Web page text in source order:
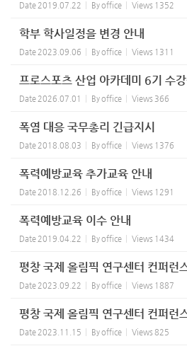
Date 2019.07.22 Byoffice Views 1352
학부 학사일정을 변경 안내
Date 2023.09.06 Byoffice Views 1311
프로스포츠 산업 아카데미 6기 수
Date 2026.07.01 Byoffice Views 366
폭염 대응 국무총리 긴급지시
Date 2018.08.03 Byoffice Views 1376
폭력예방교육 추가교육 안내
Date 2018.12.26 Byoffice Views 1291
폭력예방교육 이수 안내
Date 2019.04.22 Byoffice Views 1434
평창 국제 올림픽 연구센터 컨퍼런
Date 2023.09.22 Byoffice Views 1887
평창 국제 올림픽 연구센터 컨퍼런
Date 2023.11.15 Byoffice Views 825